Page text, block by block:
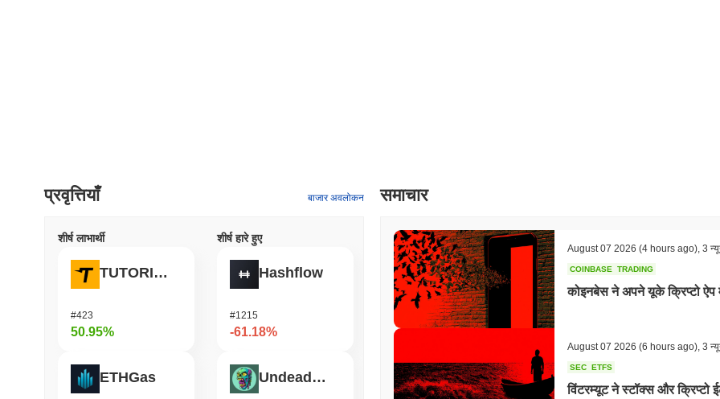
कई ब्लॉकचेन नेटवर्क के साथ निर्बाध इंटरैक्शन को सक्षम बनाती हैं, जो इसकी उपयोगिता
टोकन की उन्नत तकनीक, सामुदायिक शासन, और रणनीतिक साझेदारियों का संयोजन
करता है।
आप पोमेरियम यूटिलिटी टोकन के साथ क्या कर सकते हैं?
पोमेरियम यूटिलिटी टोकन अपने पारिस्थितिकी तंत्र के भीतर कई व्यावहारिक कार्य
को पोमेरियम प्लेटफॉर्म पर निर्मित विकेंद्रीकृत अनुप्रयोगों (dApps) और सेवाओं के
जो नेटवर्क को सुरक्षित करने में मदद करता है और संभावित पुरस्कार प्रदान कर सकता
जिससे उपयोगकर्ताओं को उन प्रस्तावों पर मतदान करने की अनुमति मिलती है जो
यूटिलिटी टोकन पारिस्थितिकी तंत्र के भीतर अनुप्रयोगों के निर्माण और एकीकरण के
उपकरण और APIs तक पहुंच को सक्षम करना जो नवोन्मेषी समाधानों के निर्माण को
प्रवृत्तियाँ बाजार अवलोकन
शीर्ष लाभार्थी
TUTORIAL
#423
50.95%
ETHGas
शीर्ष हारे हुए
Hashflow
#1215
-61.18%
Undeads Games
समाचार
August 07 2026 (4 hours ago) 3
COINBASE TRADING
कोइनबेस ने अपने यूके क्रिप्टो
August 07 2026 (6 hours ago) 3
SEC ETFS
विंटरम्यूट ने स्टॉक्स और क्रिप्टो